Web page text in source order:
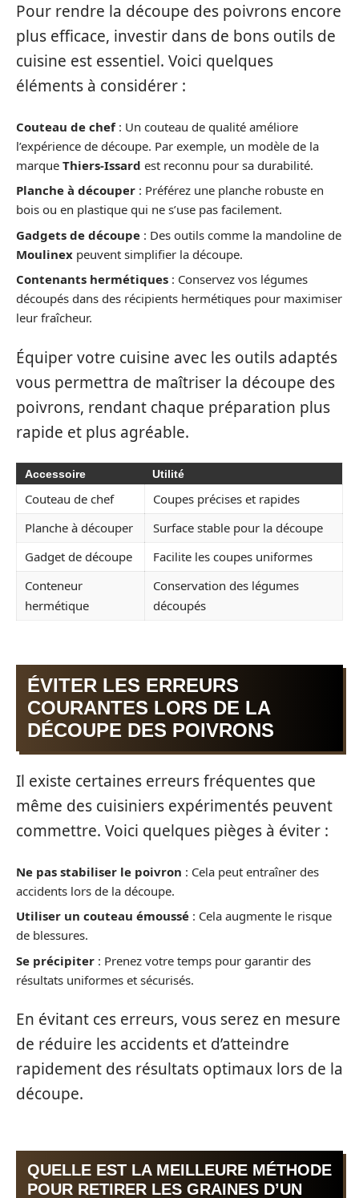
Pour rendre la découpe des poivrons encore
plus efficace, investir dans de bons outils de
cuisine est essentiel. Voici quelques
éléments à considérer :
Couteau de chef: Un couteau de qualité améliore
l’expérience de découpe. Par exemple, un modèle de la
marque Thiers-Issard est reconnu pour sa durabilité.
Planche à découper : Préférez une planche robuste en
bois ou en plastique qui ne s’use pas facilement.
Gadgets de découpe : Des outils comme la mandoline de
Moulinex peuvent simplifier la découpe.
Contenants hermétiques : Conservez vos légumes
découpés dans des récipients hermétiques pour maximiser
leur fraîcheur.
Équiper votre cuisine avec les outils adaptés
vous permettra de maîtriser la découpe des
poivrons, rendant chaque préparation plus
rapide et plus agréable.
Accessoire Utilité
Couteau de chef
Coupes précises et rapides
Planche à découper
Surface stable pour la découpe
Gadget de découpe
Facilite les coupes uniformes
Conteneur
hermétique
Conservation des légumes
découpés
ÉVITER LES ERREURS
COURANTES LORS DE LA
DÉCOUPE DES POIVRONS
Il existe certaines erreurs fréquentes que
même des cuisiniers expérimentés peuvent
commettre. Voici quelques pièges à éviter :
Ne pas stabiliser le poivron : Cela peut entraîner des
accidents lors de la découpe.
Utiliser un couteau émoussé : Cela augmente le risque
de blessures.
Se précipiter : Prenez votre temps pour garantir des
résultats uniformes et sécurisés.
En évitant ces erreurs, vous serez en mesure
de réduire les accidents et d’atteindre
rapidement des résultats optimaux lors de la
découpe.
QUELLE EST LA MEILLEURE MÉTHODE
POUR RETIRER LES GRAINES D’UN